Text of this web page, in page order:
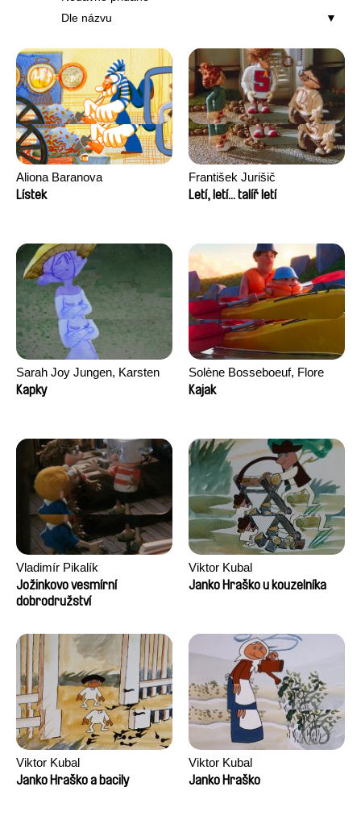
Dle názvu
Aliona Baranova
Lístek
František Jurišič
Letí, letí... talíř letí
Sarah Joy Jungen, Karsten
Kjærulf-Hoop
Kapky
Solène Bosseboeuf, Flore
Dechorgnat, Tiphaine Klein,
Kajak
Vladimír Pikalík
Jožinkovo vesmírní
dobrodružství
Viktor Kubal
Janko Hraško u kouzelníka
Viktor Kubal
Janko Hraško a bacily
Viktor Kubal
Janko Hraško